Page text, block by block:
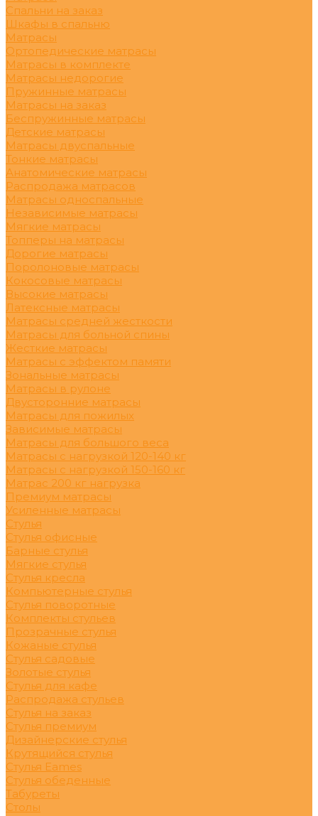
Спальни на заказ
Шкафы в спальню
Матрасы
Ортопедические матрасы
Матрасы в комплекте
Матрасы недорогие
Пружинные матрасы
Матрасы на заказ
Беспружинные матрасы
Детские матрасы
Матрасы двуспальные
Тонкие матрасы
Анатомические матрасы
Распродажа матрасов
Матрасы односпальные
Независимые матрасы
Мягкие матрасы
Топперы на матрасы
Дорогие матрасы
Поролоновые матрасы
Кокосовые матрасы
Высокие матрасы
Латексные матрасы
Матрасы средней жесткости
Матрасы для больной спины
Жесткие матрасы
Матрасы с эффектом памяти
Зональные матрасы
Матрасы в рулоне
Двусторонние матрасы
Матрасы для пожилых
Зависимые матрасы
Матрасы для большого веса
Матрасы с нагрузкой 120-140 кг
Матрасы с нагрузкой 150-160 кг
Матрас 200 кг нагрузка
Премиум матрасы
Усиленные матрасы
Стулья
Стулья офисные
Барные стулья
Мягкие стулья
Стулья кресла
Компьютерные стулья
Стулья поворотные
Комплекты стульев
Прозрачные стулья
Кожаные стулья
Стулья садовые
Золотые стулья
Стулья для кафе
Распродажа стульев
Стулья на заказ
Стулья премиум
Дизайнерские стулья
Крутящийся стулья
Стулья Eames
Стулья обеденные
Табуреты
Столы